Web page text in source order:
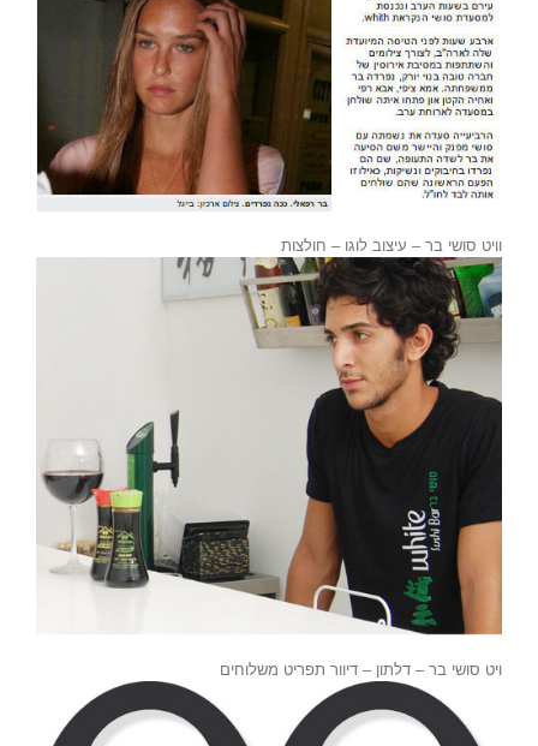
וויט סושי בר – עיצוב לוגו – חולצות
ויט סושי בר – דלתון – דיוור תפריט משלוחים